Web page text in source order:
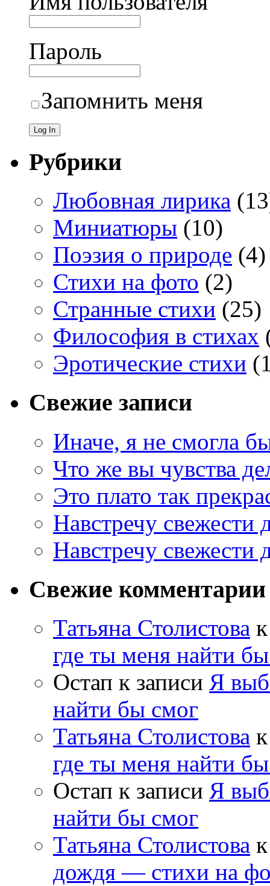
Пароль
Запомнить меня
Рубрики
Любовная лирика
Миниатюры (10)
Поэзия о природе (4)
Стихи на фото (2)
Странные стихи (25)
Философия в стихах
Эротические стихи
Свежие записи
Иначе, я не смогла
Что же вы чувства
Это плато так
Навстречу
Навстречу свежести
Свежие комментарии
Татьяна Столистова
где ты меня найти
Остап к записи Я
найти бы смог
Татьяна Столистова
где ты меня найти
Остап к записи Я
найти бы смог
Татьяна Столистова
дождя — стихи на